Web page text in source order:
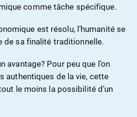
comme tâche spécifique.
est résolu, l’humanité se
de sa finalité traditionnelle.
avantage? Pour peu que l’on
authentiques de la vie, cette
le moins la possibilité d’un